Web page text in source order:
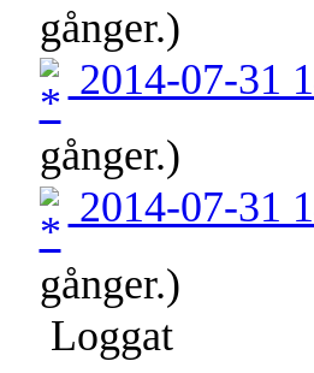
gånger.)
2014-07-31
gånger.)
2014-07-31
gånger.)
Loggat